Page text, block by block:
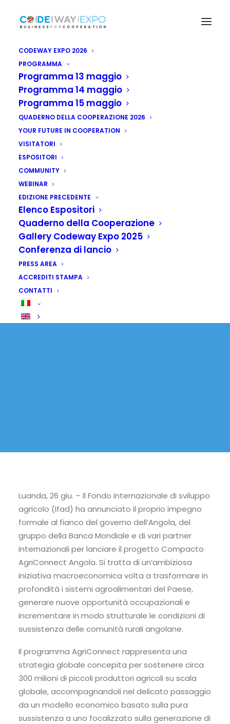
CODEWAY EXPO 2026
PROGRAMMA
Programma 13 maggio
Programma 14 maggio
Programma 15 maggio
QUADERNO DELLA COOPERAZIONE 2026
YOUR FUTURE IN COOPERATION
VISITATORI
ESPOSITORI
COMMUNITY
WEBINAR
EDIZIONE PRECEDENTE
Elenco Espositori
Quaderno della Cooperazione
Gallery Codeway Expo 2025
Conferenza di lancio
PRESS AREA
ACCREDITI STAMPA
CONTATTI
Angola: Ifad lancia
progetto sviluppo
agricoltura
Luanda, 26 giu. – Il Fondo internazionale di sviluppo
agricolo (Ifad) ha annunciato il proprio impegno
formale al fianco del governo dell’Angola, del
gruppo della Banca Mondiale e di vari partner
internazionali per lanciare il progetto Compacto
AgriConnect Angola. Si tratta di un’ambiziosa
iniziativa macroeconomica volta a trasformare in
profondità i sistemi agroalimentari del Paese,
generare nuove opportunità occupazionali e
incrementare in modo strutturale le condizioni di
sussistenza delle comunità rurali angolane.
Il programma AgriConnect rappresenta una
strategia globale concepita per sostenere circa
300 milioni di piccoli produttori agricoli su scala
globale, accompagnandoli nel delicato passaggio
da un modello economico basato sulla pura
sussistenza a uno focalizzato sulla generazione di